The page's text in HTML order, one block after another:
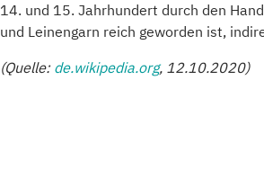
14. und 15. Jahrhundert durch den
und Leinengarn reich geworden ist,
(Quelle: de.wikipedia.org, 12.10.2020)